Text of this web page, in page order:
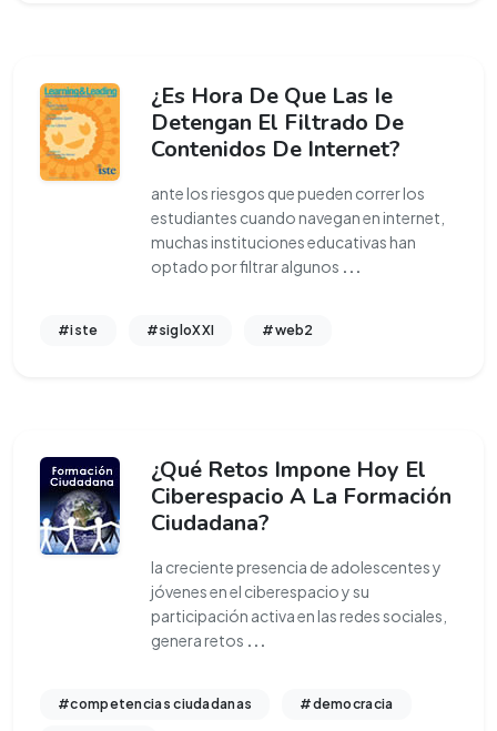
¿Es Hora De Que Las Ie
Detengan El Filtrado De
Contenidos De Internet?
ante los riesgos que pueden correr los
estudiantes cuando navegan en internet,
muchas instituciones educativas han
optado por filtrar algunos ...
#iste #sigloXXI #web2
¿Qué Retos Impone Hoy El
Ciberespacio A La Formación
Ciudadana?
la creciente presencia de adolescentes y
jóvenes en el ciberespacio y su
participación activa en las redes sociales,
genera retos ...
#competencias ciudadanas #democracia